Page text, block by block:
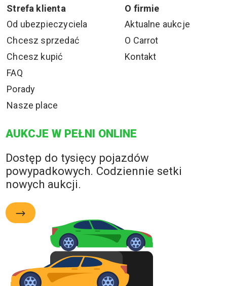
Strefa klienta
O firmie
Od ubezpieczyciela
Chcesz sprzedać
Chcesz kupić
FAQ
Porady
Nasze place
Aktualne aukcje
O Carrot
Kontakt
AUKCJE W PEŁNI ONLINE
Dostęp do tysięcy pojazdów
powypadkowych. Codziennie setki
nowych aukcji.